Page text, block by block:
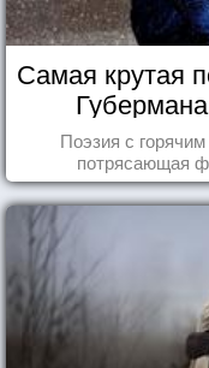
Самая крутая
Поэзия с
потрясающая